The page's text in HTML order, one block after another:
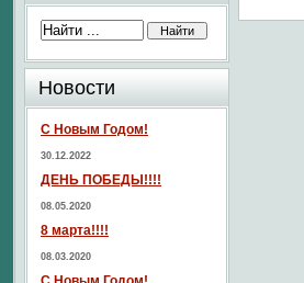
Новости
С Новым Годом!
30.12.2022
ДЕНЬ ПОБЕДЫ!!!!
08.05.2020
8 марта!!!!
08.03.2020